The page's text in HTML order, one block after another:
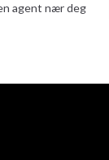
agent nær deg